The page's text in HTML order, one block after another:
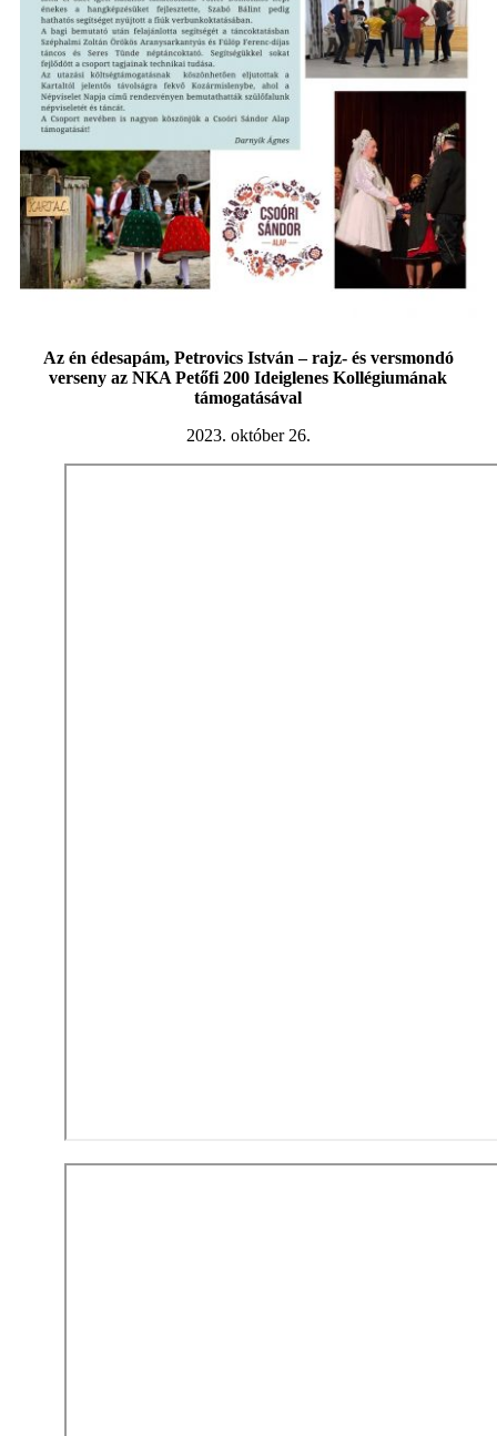
Az én édesapám, Petrovics István – rajz- és versmondó
verseny az NKA Petőfi 200 Ideiglenes Kollégiumának
támogatásával
2023. október 26.